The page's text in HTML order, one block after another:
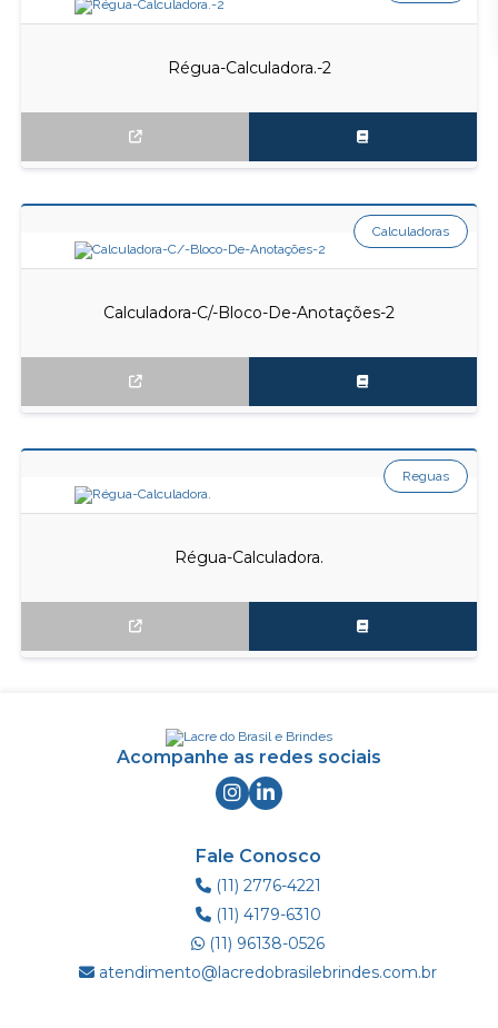
Régua-Calculadora.-2
Calculadora-C/-Bloco-De-Anotações-2
Calculadoras
Régua-Calculadora.
Reguas
Acompanhe as redes sociais
Fale Conosco
(11) 2776-4221
(11) 4179-6310
(11) 96138-0526
atendimento@lacredobrasilebrindes.com.br